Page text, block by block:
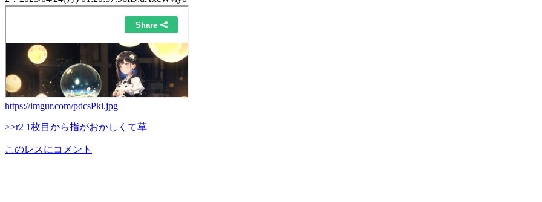
https://imgur.com/pdcsPki.jpg
>>r2 1枚目から指がおかしくて草
このレスにコメント